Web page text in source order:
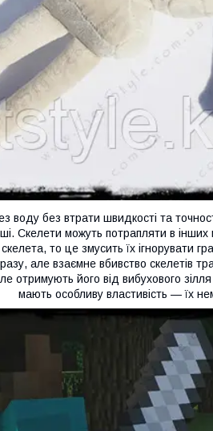
воду без втрати швидкості та
Скелети можуть потрапляти в інших
то це змусить їх ігнорувати
але взаємне вбивство скелетів
отримують його від вибухового зілля
мають особливу властивість — їх